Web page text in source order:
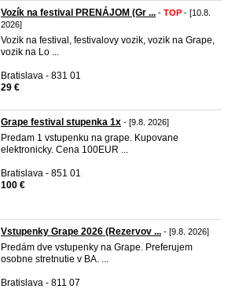
Vozík na festival PRENÁJOM (Gr ... - TOP - [10.8.
2026]
Vozik na festival, festivalovy vozik, vozik na Grape,
vozik na Lo ...
Bratislava - 831 01
29 €
Grape festival stupenka 1x - [9.8. 2026]
Predam 1 vstupenku na grape. Kupovane
elektronicky. Cena 100EUR ...
Bratislava - 851 01
100 €
Vstupenky Grape 2026 (Rezervov ... - [9.8. 2026]
Predám dve vstupenky na Grape. Preferujem
osobne stretnutie v BA. ...
Bratislava - 811 07